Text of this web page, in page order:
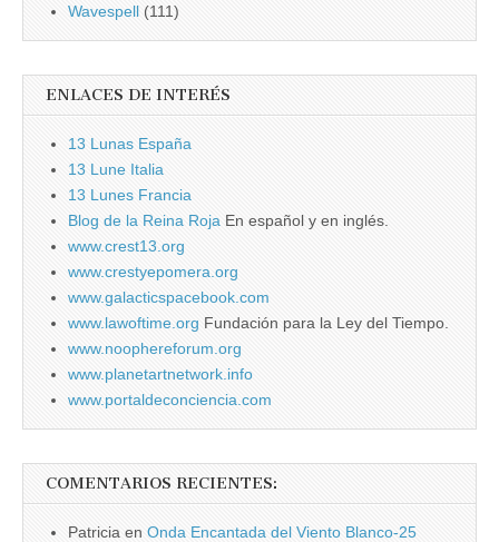
Wavespell (111)
ENLACES DE INTERÉS
13 Lunas España
13 Lune Italia
13 Lunes Francia
Blog de la Reina Roja En español y en inglés.
www.crest13.org
www.crestyepomera.org
www.galacticspacebook.com
www.lawoftime.org Fundación para la Ley del Tiempo.
www.noophereforum.org
www.planetartnetwork.info
www.portaldeconciencia.com
COMENTARIOS RECIENTES:
Patricia en Onda Encantada del Viento Blanco-25